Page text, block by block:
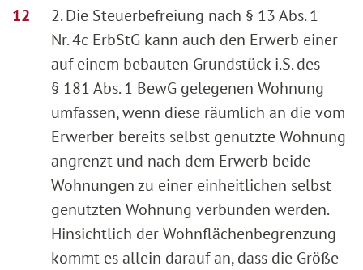
2. Die Steuerbefreiung nach § 13 Abs. 1
Nr. 4c ErbStG kann auch den Erwerb einer
auf einem bebauten Grundstück i.S. des
§ 181 Abs. 1 BewG gelegenen Wohnung
umfassen, wenn diese räumlich an die vom
Erwerber bereits selbst genutzte Wohnung
angrenzt und nach dem Erwerb beide
Wohnungen zu einer einheitlichen selbst
genutzten Wohnung verbunden werden.
Hinsichtlich der Wohnflächenbegrenzung
kommt es allein darauf an, dass die Größe